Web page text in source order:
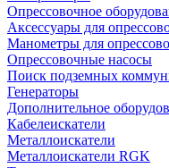
Опрессовочное
Аксессуары для
Манометры для
Опрессовочные насосы
Поиск подземных
Генераторы
Дополнительное
Кабелеискатели
Металлоискатели
Металлоискатели RGK